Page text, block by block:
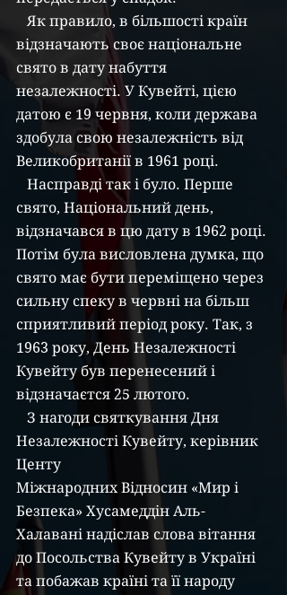
   Як правило, в більшості країн
відзначають своє національне
свято в дату набуття
незалежності. У Кувейті, цією
датою є 19 червня, коли держава
здобула свою незалежність від
Великобританії в 1961 році.
свято, Національний день,
відзначався в цю дату в 1962 році.
Потім була висловлена думка, що
свято має бути переміщено через
сильну спеку в червні на більш
сприятливий період року. Так, з
1963 року, День Незалежності
Кувейту був перенесений і
відзначаєтся 25 лютого.
Незалежності Кувейту, керівник
Центу
Міжнародних Відносин «Мир і
Безпека» Хусамеддін Аль-
Халавані надіслав слова вітання
до Посольства Кувейту в Україні
та побажав країні та її народу